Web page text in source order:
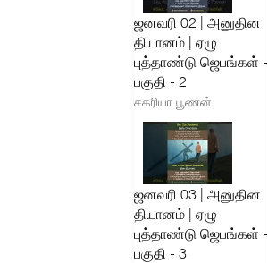
ஜனவரி 02 | அனுதின
தியானம் | ஏழு
புத்தாண்டு ஜெபங்கள் -
பகுதி - 2
சகரியா பூணன்
ஜனவரி 03 | அனுதின
தியானம் | ஏழு
புத்தாண்டு ஜெபங்கள் -
பகுதி - 3